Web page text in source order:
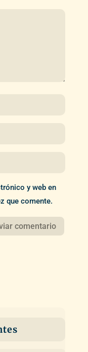
y web en
que comente.